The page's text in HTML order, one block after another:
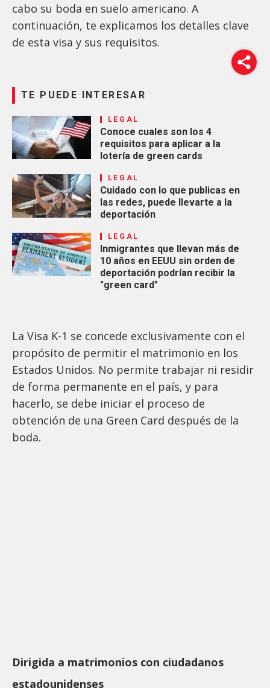
cabo su boda en suelo americano. A
continuación, te explicamos los detalles clave
de esta visa y sus requisitos.
TE PUEDE INTERESAR
LEGAL
Conoce cuales son los 4
requisitos para aplicar a la
lotería de green cards
LEGAL
Cuidado con lo que publicas en
las redes, puede llevarte a la
deportación
LEGAL
Inmigrantes que llevan más de
10 años en EEUU sin orden de
deportación podrían recibir la
"green card"
La Visa K-1 se concede exclusivamente con el
propósito de permitir el matrimonio en los
Estados Unidos. No permite trabajar ni residir
de forma permanente en el país, y para
hacerlo, se debe iniciar el proceso de
obtención de una Green Card después de la
boda.
Dirigida a matrimonios con ciudadanos
estadounidenses